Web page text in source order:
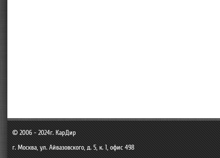
© 2006 - 2024г. КарДир
г. Москва, ул. Айвазовского, д. 5, к. 1, офис 498